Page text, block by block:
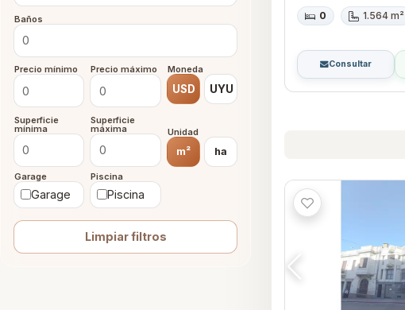
Baños
Precio mínimo Precio máximo Moneda
USD UYU
Superficie
mínima
Superficie
máxima Unidad
m² ha
Garage
Garage
Piscina
Piscina
Limpiar filtros
0 1.564 m²
Consultar